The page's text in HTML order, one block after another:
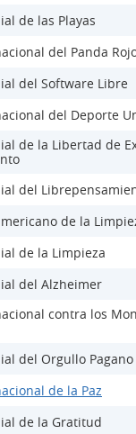
de las Playas
del Panda
del Software Libre
del Deporte
de la Libertad de
del
de la
de la Limpieza
del Alzheimer
contra los
del Orgullo Pagano
de la Paz
de la Gratitud